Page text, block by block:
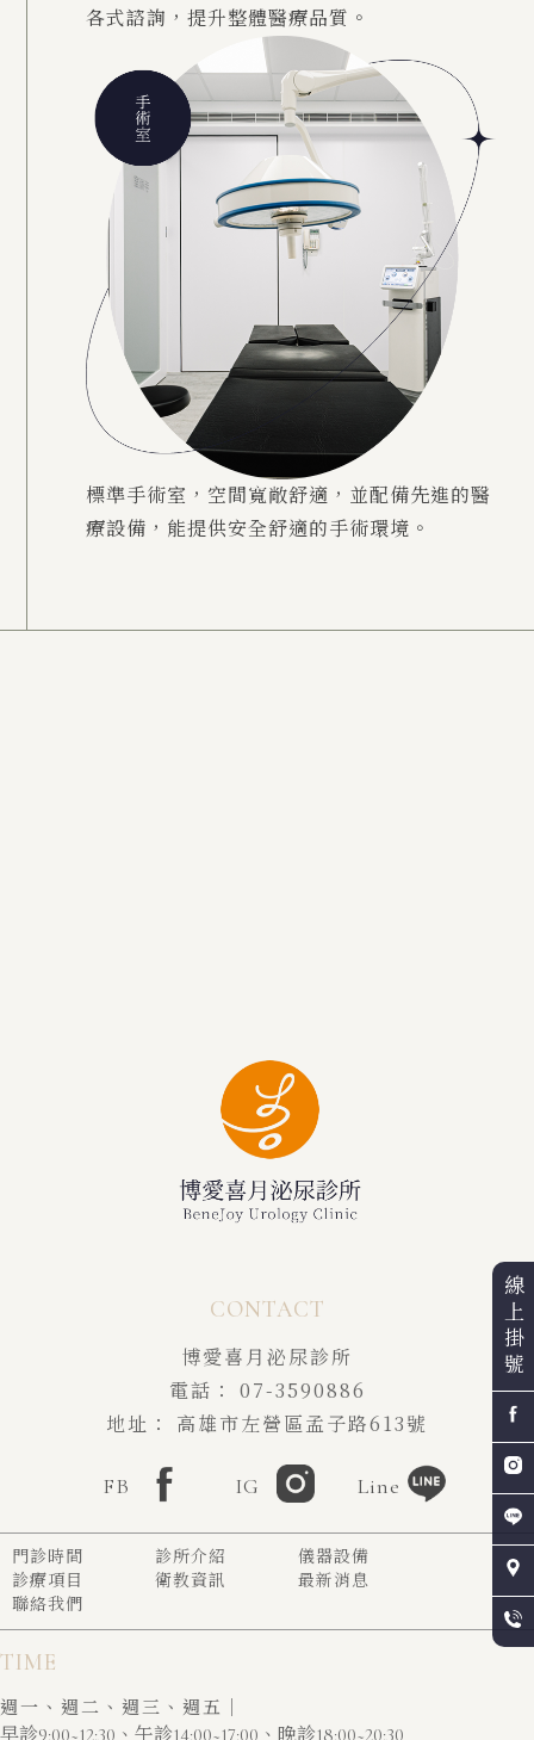
各式諮詢，提升整體醫療品質。
標準手術室，空間寬敞舒適，並配備先進的醫
療設備，能提供安全舒適的手術環境。
07-3590886
高雄市左營區孟子路613號
博愛喜月泌尿診所
FB IG Line
門診時間 診所介紹
儀器設備
診療項目
衛教資訊
最新消息
聯絡我們
TIME
週一、週二、週三、週五｜
早診9:00~12:30、午診14:00~17:00、晚診18:00~20:30
線
上
掛
號